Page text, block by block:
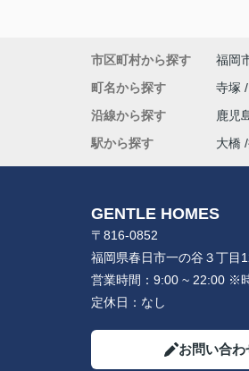
市区町村から探す 福岡
町名から探す
寺塚
沿線から探す
鹿児
駅から探す
大橋
GENTLE HOMES
〒816-0852
福岡県春日市一の谷３丁目
営業時間： 9:00 ~ 22:00 ※
定休日： なし
お問い合わ